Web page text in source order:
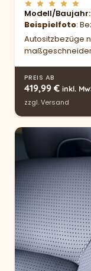
Modell/Baujahr
Beispielfoto:
Autositzbezüge
PREIS AB
419,99 € inkl.
zzgl.Versand